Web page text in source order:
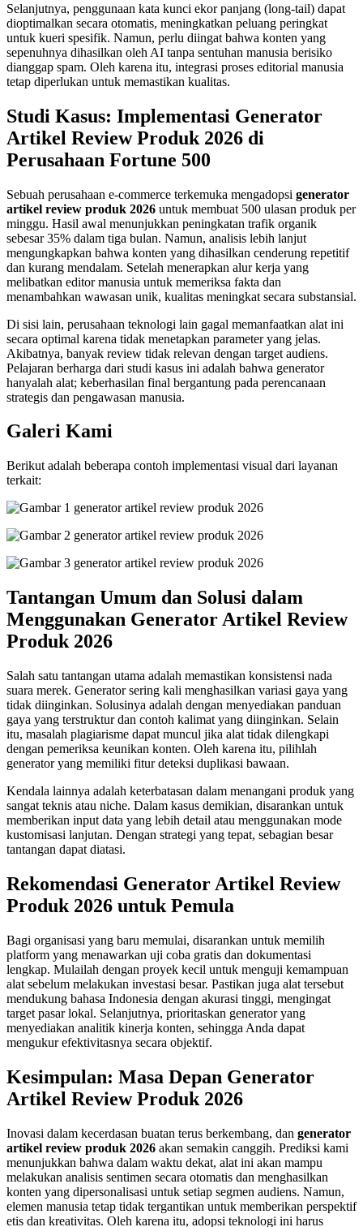
Selanjutnya, penggunaan kata kunci ekor panjang (long-tail) dapat
dioptimalkan secara otomatis, meningkatkan peluang peringkat
untuk kueri spesifik. Namun, perlu diingat bahwa konten yang
sepenuhnya dihasilkan oleh AI tanpa sentuhan manusia berisiko
dianggap spam. Oleh karena itu, integrasi proses editorial manusia
tetap diperlukan untuk memastikan kualitas.
Studi Kasus: Implementasi Generator
Artikel Review Produk 2026 di
Perusahaan Fortune 500
Sebuah perusahaan e-commerce terkemuka mengadopsi generator
artikel review produk 2026 untuk membuat 500 ulasan produk per
minggu. Hasil awal menunjukkan peningkatan trafik organik
sebesar 35% dalam tiga bulan. Namun, analisis lebih lanjut
mengungkapkan bahwa konten yang dihasilkan cenderung repetitif
dan kurang mendalam. Setelah menerapkan alur kerja yang
melibatkan editor manusia untuk memeriksa fakta dan
menambahkan wawasan unik, kualitas meningkat secara substansial.
Di sisi lain, perusahaan teknologi lain gagal memanfaatkan alat ini
secara optimal karena tidak menetapkan parameter yang jelas.
Akibatnya, banyak review tidak relevan dengan target audiens.
Pelajaran berharga dari studi kasus ini adalah bahwa generator
hanyalah alat; keberhasilan final bergantung pada perencanaan
strategis dan pengawasan manusia.
Galeri Kami
Berikut adalah beberapa contoh implementasi visual dari layanan
terkait:
Tantangan Umum dan Solusi dalam
Menggunakan Generator Artikel Review
Produk 2026
Salah satu tantangan utama adalah memastikan konsistensi nada
suara merek. Generator sering kali menghasilkan variasi gaya yang
tidak diinginkan. Solusinya adalah dengan menyediakan panduan
gaya yang terstruktur dan contoh kalimat yang diinginkan. Selain
itu, masalah plagiarisme dapat muncul jika alat tidak dilengkapi
dengan pemeriksa keunikan konten. Oleh karena itu, pilihlah
generator yang memiliki fitur deteksi duplikasi bawaan.
Kendala lainnya adalah keterbatasan dalam menangani produk yang
sangat teknis atau niche. Dalam kasus demikian, disarankan untuk
memberikan input data yang lebih detail atau menggunakan mode
kustomisasi lanjutan. Dengan strategi yang tepat, sebagian besar
tantangan dapat diatasi.
Rekomendasi Generator Artikel Review
Produk 2026 untuk Pemula
Bagi organisasi yang baru memulai, disarankan untuk memilih
platform yang menawarkan uji coba gratis dan dokumentasi
lengkap. Mulailah dengan proyek kecil untuk menguji kemampuan
alat sebelum melakukan investasi besar. Pastikan juga alat tersebut
mendukung bahasa Indonesia dengan akurasi tinggi, mengingat
target pasar lokal. Selanjutnya, prioritaskan generator yang
menyediakan analitik kinerja konten, sehingga Anda dapat
mengukur efektivitasnya secara objektif.
Kesimpulan: Masa Depan Generator
Artikel Review Produk 2026
Inovasi dalam kecerdasan buatan terus berkembang, dan generator
artikel review produk 2026 akan semakin canggih. Prediksi kami
menunjukkan bahwa dalam waktu dekat, alat ini akan mampu
melakukan analisis sentimen secara otomatis dan menghasilkan
konten yang dipersonalisasi untuk setiap segmen audiens. Namun,
elemen manusia tetap tidak tergantikan untuk memberikan perspektif
etis dan kreativitas. Oleh karena itu, adopsi teknologi ini harus